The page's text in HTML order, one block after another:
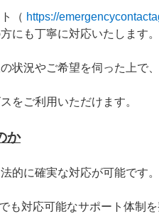
（ https://
にも丁寧に対応いたします。
状況やご希望を伺った上で
をご利用いただけます。
か
的に確実な対応が可能です。
も対応可能なサポート体制を